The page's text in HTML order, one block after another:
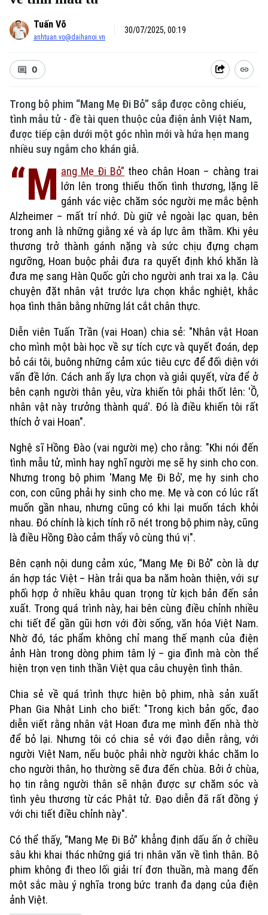
Xu hướng
Chuyên mục
Thời sự
Hà Nội
Chính trị
An ninh trật tự
Công nghệ
Hà Nội
Nhịp sống Hà Nội
Khoảnh khắc Hà Nội
Ẩm thực
Thế giới
Tin tức
Quân sự
Hồ sơ
Kinh tế
Tin tức
Cafe sáng
Nhà đất
Tin tức
Tàu và Xe
Tuấn Võ
anhtuan.vo@daihanoi.vn
30/07/2025, 00:19
0
Trong bộ phim “Mang Mẹ Đi Bỏ” sắp được công chiếu,
tình mẫu tử - đề tài quen thuộc của điện ảnh Việt Nam,
được tiếp cận dưới một góc nhìn mới và hứa hẹn mang
nhiều suy ngẫm cho khán giả.
“M ang Mẹ Đi Bỏ” theo chân Hoan – chàng trai
lớn lên trong thiếu thốn tình thương, lặng lẽ
gánh vác việc chăm sóc người mẹ mắc bệnh
Alzheimer – mất trí nhớ. Dù giữ vẻ ngoài lạc quan, bên
trong anh là những giằng xé và áp lực âm thầm. Khi yêu
thương trở thành gánh nặng và sức chịu đựng chạm
ngưỡng, Hoan buộc phải đưa ra quyết định khó khăn là
đưa mẹ sang Hàn Quốc gửi cho người anh trai xa lạ. Câu
chuyện đặt nhân vật trước lựa chọn khắc nghiệt, khắc
họa tình thân bằng những lát cắt chân thực.
Diễn viên Tuấn Trần (vai Hoan) chia sẻ: "Nhân vật Hoan
cho mình một bài học về sự tích cực và quyết đoán, dẹp
bỏ cái tôi, buông những cảm xúc tiêu cực để đối diện với
vấn đề lớn. Cách anh ấy lựa chọn và giải quyết, vừa để ở
bên cạnh người thân yêu, vừa khiến tôi phải thốt lên: 'Ồ,
nhân vật này trưởng thành quá'. Đó là điều khiến tôi rất
thích ở vai Hoan".
Nghệ sĩ Hồng Đào (vai người mẹ) cho rằng: "Khi nói đến
tình mẫu tử, mình hay nghĩ người mẹ sẽ hy sinh cho con.
Nhưng trong bộ phim 'Mang Mẹ Đi Bỏ', mẹ hy sinh cho
con, con cũng phải hy sinh cho mẹ. Mẹ và con có lúc rất
muốn gần nhau, nhưng cũng có khi lại muốn tách khỏi
nhau. Đó chính là kịch tính rõ nét trong bộ phim này, cũng
là điều Hồng Đào cảm thấy vô cùng thú vị".
Bên cạnh nội dung cảm xúc, “Mang Mẹ Đi Bỏ” còn là dự
án hợp tác Việt – Hàn trải qua ba năm hoàn thiện, với sự
phối hợp ở nhiều khâu quan trọng từ kịch bản đến sản
xuất. Trong quá trình này, hai bên cùng điều chỉnh nhiều
chi tiết để gần gũi hơn với đời sống, văn hóa Việt Nam.
Nhờ đó, tác phẩm không chỉ mang thế mạnh của điện
ảnh Hàn trong dòng phim tâm lý – gia đình mà còn thể
hiện trọn vẹn tinh thần Việt qua câu chuyện tình thân.
Chia sẻ về quá trình thực hiện bộ phim, nhà sản xuất
Phan Gia Nhật Linh cho biết: "Trong kịch bản gốc, đạo
diễn viết rằng nhân vật Hoan đưa mẹ mình đến nhà thờ
để bỏ lại. Nhưng tôi có chia sẻ với đạo diễn rằng, với
người Việt Nam, nếu buộc phải nhờ người khác chăm lo
cho người thân, họ thường sẽ đưa đến chùa. Bởi ở chùa,
họ tin rằng người thân sẽ nhận được sự chăm sóc và
tình yêu thương từ các Phật tử. Đạo diễn đã rất đồng ý
với chi tiết điều chỉnh này".
Có thể thấy, “Mang Mẹ Đi Bỏ” khẳng định dấu ấn ở chiều
sâu khi khai thác những giá trị nhân văn về tình thân. Bộ
phim không đi theo lối giải trí đơn thuần, mà mang đến
một sắc màu ý nghĩa trong bức tranh đa dạng của điện
ảnh Việt.